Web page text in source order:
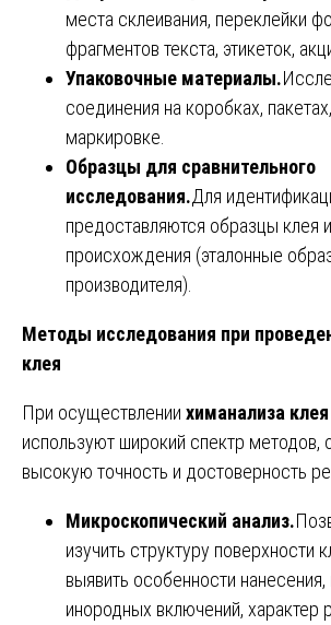
места склеивания, переклейки
фрагментов текста, этикеток,
Упаковочные материалы.
соединения на коробках,
маркировке.
Образцы для сравнительного
исследования.Для
предоставляются образцы клея
происхождения (эталонные
производителя).
Методы исследования при
клея
При осуществлении химанализа клея
используют широкий спектр
высокую точность и достоверность
Микроскопический анализ.
изучить структуру поверхности
выявить особенности нанесения,
инородных включений, характер